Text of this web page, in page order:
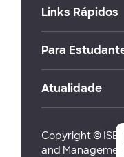
Links Rápidos
Para
Atualidade
Copyright ©
and